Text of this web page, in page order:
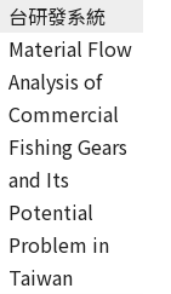
台研發系統
Material Flow
Analysis of
Commercial
Fishing Gears
and Its
Potential
Problem in
Taiwan